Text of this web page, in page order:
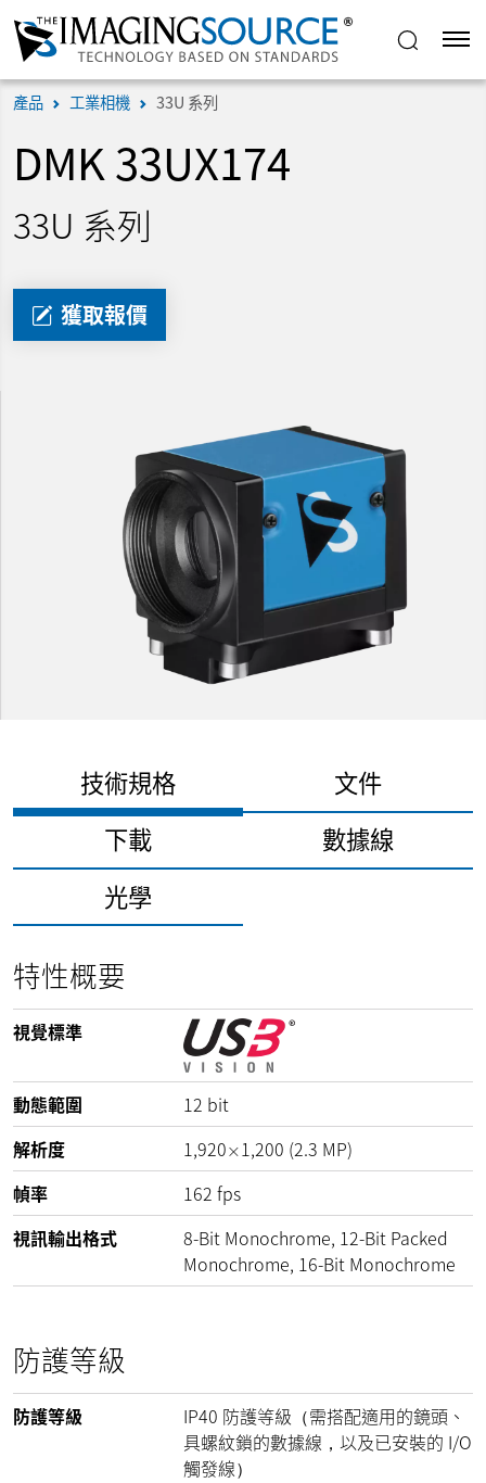
產品 工業相機 33U 系列
DMK 33UX174
33U 系列
獲取報價
技術規格
文件
下載
數據線
光學
特性概要
視覺標準
動態範圍 12 bit
解析度
1,920×1,200 (2.3 MP)
幀率
162 fps
視訊輸出格式
8-Bit Monochrome, 12-Bit Packed
Monochrome, 16-Bit Monochrome
防護等級
防護等級
IP40 防護等級（需搭配適用的鏡頭、
具螺紋鎖的數據線，以及已安裝的 I/O
觸發線）